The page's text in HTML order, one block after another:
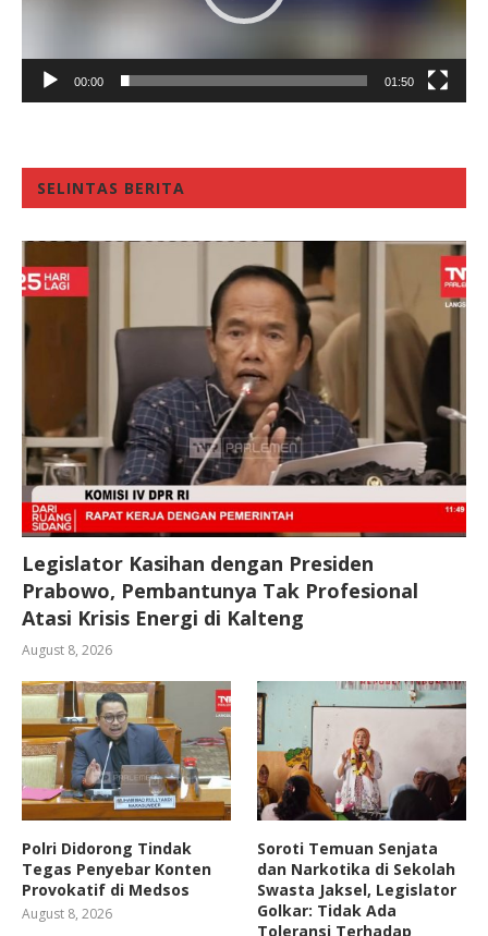
00:00 01:50
SELINTAS BERITA
Legislator Kasihan dengan Presiden
Prabowo, Pembantunya Tak Profesional
Atasi Krisis Energi di Kalteng
August 8, 2026
Polri Didorong Tindak
Tegas Penyebar Konten
Provokatif di Medsos
August 8, 2026
Soroti Temuan Senjata
dan Narkotika di Sekolah
Swasta Jaksel, Legislator
Golkar: Tidak Ada
Toleransi Terhadap